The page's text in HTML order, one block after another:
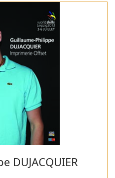
DUJACQUIER